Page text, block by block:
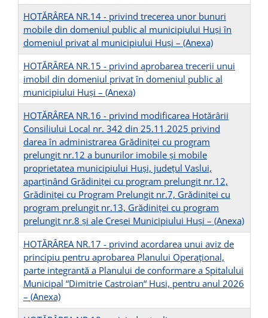
HOTĂRÂREA NR.14 - privind trecerea unor bunuri
mobile din domeniul public al municipiului Huși în
domeniul privat al municipiului Huși – (Anexa)
HOTĂRÂREA NR.15 - privind aprobarea trecerii unui
imobil din domeniul privat în domeniul public al
municipiului Huși – (Anexa)
HOTĂRÂREA NR.16 - privind modificarea Hotărârii
Consiliului Local nr. 342 din 25.11.2025 privind
darea în administrarea Grădiniței cu program
prelungit nr.12 a bunurilor imobile și mobile
proprietatea municipiului Huși, județul Vaslui,
aparținând Grădiniței cu program prelungit nr.12,
Grădiniței cu Program Prelungit nr.7, Grădiniței cu
program prelungit nr.13, Grădiniței cu program
prelungit nr.8 și ale Creșei Municipiului Huși – (Anexa)
HOTĂRÂREA NR.17 - privind acordarea unui aviz de
principiu pentru aprobarea Planului Operațional,
parte integrantă a Planului de conformare a Spitalului
Municipal “Dimitrie Castroian“ Husi, pentru anul 2026
– (Anexa)